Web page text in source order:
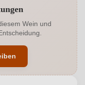
13 %
Enthält Sulfite
Kleines Eichenfass
Wein und